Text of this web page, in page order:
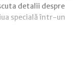
detalii despre
specială într-un